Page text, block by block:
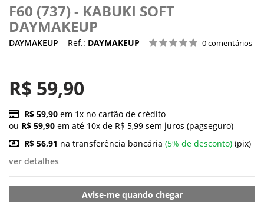
F60 (737) - KABUKI SOFT
DAYMAKEUP
DAYMAKEUP Ref.: DAYMAKEUP 0 comentários
R$ 59,90
R$ 59,90 em 1x no cartão de crédito
ou R$ 59,90 em até 10x de R$ 5,99 sem juros (pagseguro)
R$ 56,91 na transferência bancária (5% de desconto) (pix)
ver detalhes
Avise-me quando chegar